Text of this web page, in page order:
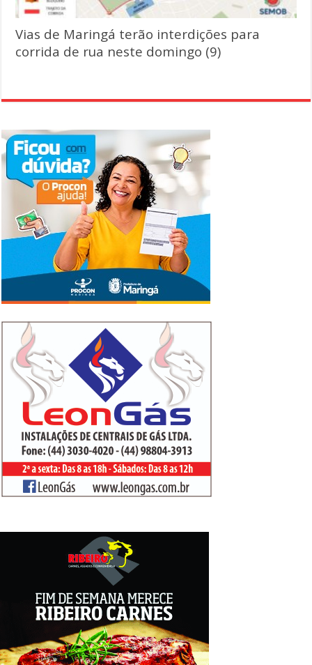
Vias de Maringá terão interdições para
corrida de rua neste domingo (9)